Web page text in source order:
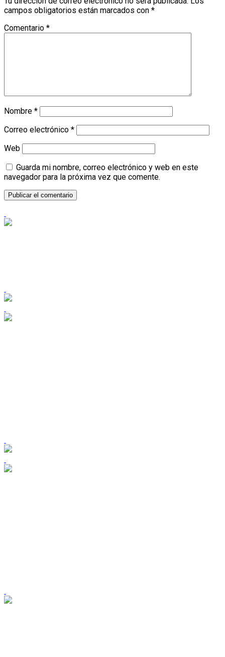
campos obligatorios están marcados con *
Comentario *
Nombre *
Correo electrónico *
Web
Guarda mi nombre, correo electrónico y web en este
navegador para la próxima vez que comente.